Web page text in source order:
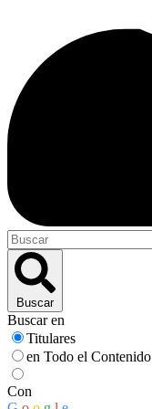
Buscar
Buscar en
Titulares
en Todo el Contenido
Con